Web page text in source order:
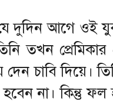
দুদিন আগে ওই
তখন
দেন চাবি দিয়ে।
হবেন না। কিন্তু